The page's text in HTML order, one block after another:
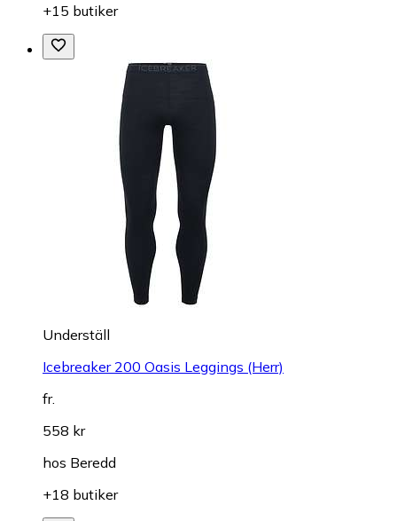
+15 butiker
Underställ
Icebreaker 200 Oasis Leggings (Herr)
fr.
558 kr
hos Beredd
+18 butiker